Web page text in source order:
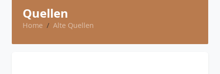
Quellen
Home Alte Quellen